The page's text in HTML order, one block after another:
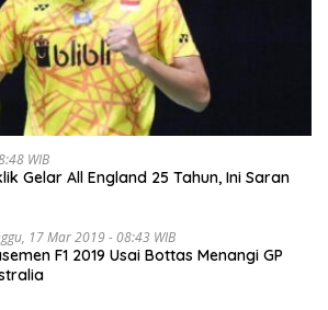
WIB
Gelar All England 25 Tahun, Ini Saran
17 Mar 2019 - 08:43 WIB
F1 2019 Usai Bottas Menangi GP